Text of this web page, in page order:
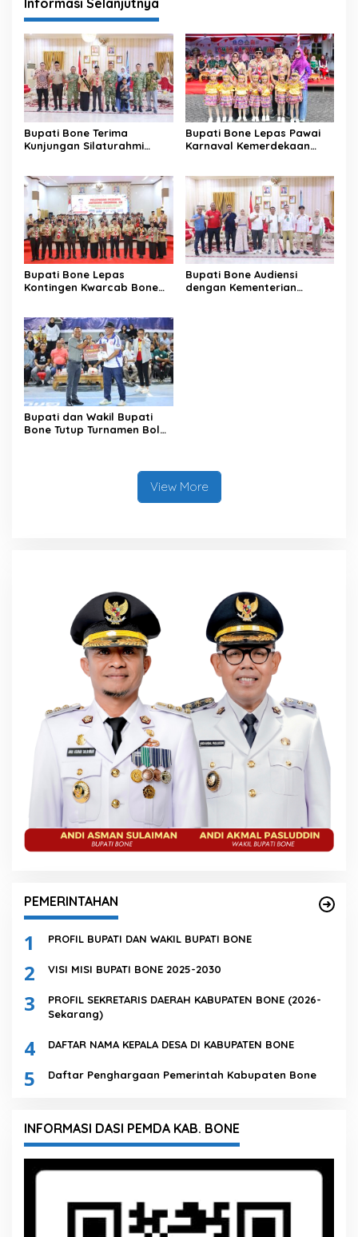
Informasi Selanjutnya
Bupati Bone Terima
Kunjungan Silaturahmi
Bupati Bone Lepas Pawai
Karnaval Kemerdekaan
Bupati Bone Lepas
Kontingen Kwarcab Bone
Bupati Bone Audiensi
dengan Kementerian
Bupati dan Wakil Bupati
Bone Tutup Turnamen Bola
View More
PEMERINTAHAN
1 PROFIL BUPATI DAN WAKIL BUPATI BONE
2 VISI MISI BUPATI BONE 2025-2030
3
PROFIL SEKRETARIS DAERAH KABUPATEN BONE (2026-
Sekarang)
4 DAFTAR NAMA KEPALA DESA DI KABUPATEN BONE
5 Daftar Penghargaan Pemerintah Kabupaten Bone
INFORMASI DASI PEMDA KAB. BONE